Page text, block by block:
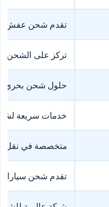
تقدم شحن عفش
تركز على الشحن
حلول شحن بحري
خدمات سريعة لشحن
متخصصة في نقل
تقدم شحن